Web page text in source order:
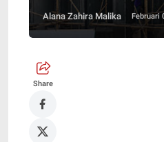
Alana Zahira Malika Februari
Share